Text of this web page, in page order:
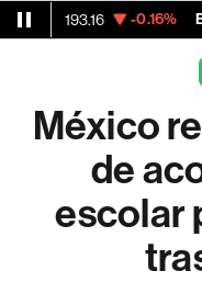
-0.16% ETH/USD
México
de
escolar